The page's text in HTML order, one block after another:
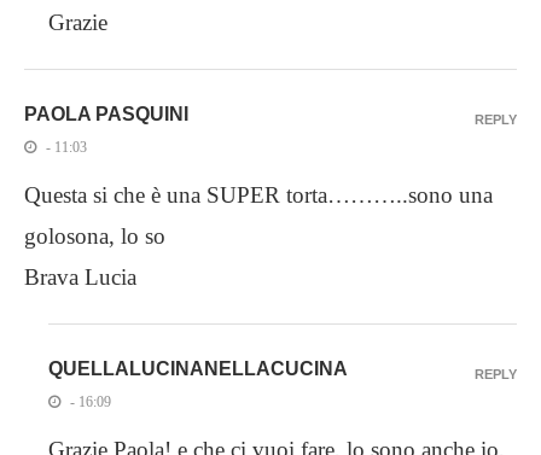
Grazie
PAOLA PASQUINI
- 11:03
Questa si che è una SUPER torta………..sono una
golosona, lo so
Brava Lucia
REPLY
QUELLALUCINANELLACUCINA
- 16:09
Grazie Paola! e che ci vuoi fare, lo sono anche io,
REPLY